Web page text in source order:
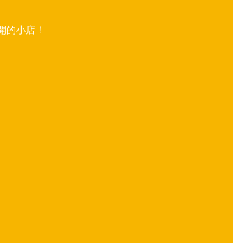
的小店！